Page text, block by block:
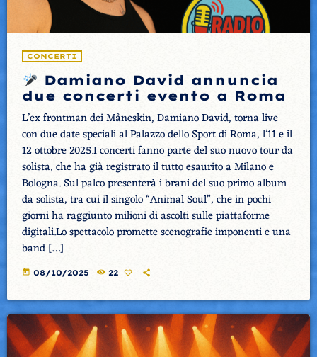
CONCERTI
Damiano David annuncia
due concerti evento a Roma
L’ex frontman dei Måneskin, Damiano David, torna live
con due date speciali al Palazzo dello Sport di Roma, l’11 e il
12 ottobre 2025.I concerti fanno parte del suo nuovo tour da
solista, che ha già registrato il tutto esaurito a Milano e
Bologna. Sul palco presenterà i brani del suo primo album
da solista, tra cui il singolo “Animal Soul”, che in pochi
giorni ha raggiunto milioni di ascolti sulle piattaforme
digitali.Lo spettacolo promette scenografie imponenti e una
band […]
today 08/10/2025 22